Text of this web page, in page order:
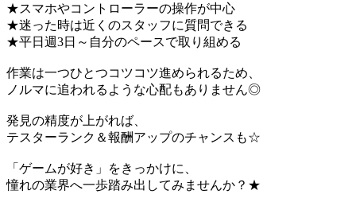
★スマホやコントローラーの操作が中心
★迷った時は近くのスタッフに質問できる
★平日週3日～自分のペースで取り組める
作業は一つひとつコツコツ進められるため、
ノルマに追われるような心配もありません◎
発見の精度が上がれば、
テスターランク＆報酬アップのチャンスも☆
「ゲームが好き」をきっかけに、
憧れの業界へ一歩踏み出してみませんか？★